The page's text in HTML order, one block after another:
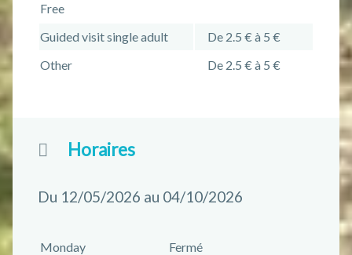
Free
Guided visit single adult
De 2.5 € à 5 €
Other
De 2.5 € à 5 €
Horaires
Du 12/05/2026 au 04/10/2026
Monday
Fermé